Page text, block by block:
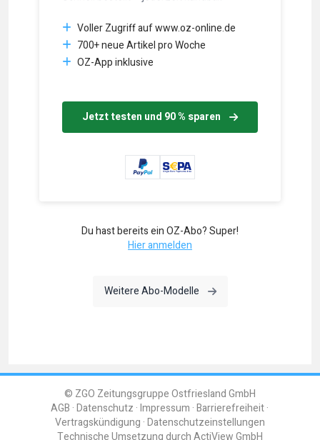
Voller Zugriff auf www.oz-online.de
700+ neue Artikel pro Woche
OZ-App inklusive
Jetzt testen und 90 % sparen
Du hast bereits ein OZ-Abo? Super!
Hier anmelden
Weitere Abo-Modelle
© ZGO Zeitungsgruppe Ostfriesland GmbH
AGB Datenschutz Impressum Barrierefreiheit
Vertragskündigung Datenschutzeinstellungen
Technische Umsetzung durchActiView GmbH